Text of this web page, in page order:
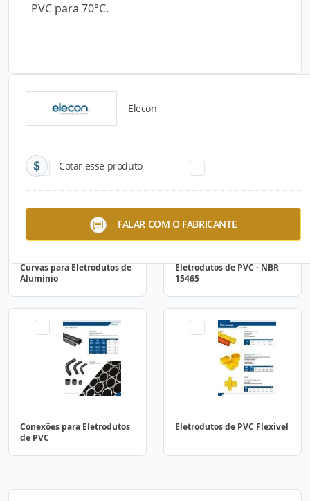
PVC para 70°C.
Elecon
Cotar esse produto
FALAR COM O FABRICANTE
Catálogos para Download
Curvas para Eletrodutos de
Alumínio
Eletrodutos de PVC - NBR
15465
Conexões para Eletrodutos
de PVC
Eletrodutos de PVC Flexível